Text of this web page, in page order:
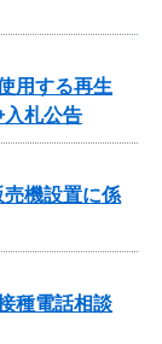
用する再生
入札公告
機設置に係
種電話相談